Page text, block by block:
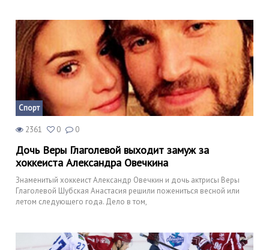
Спорт
2361 0 0
Дочь Веры Глаголевой выходит замуж за
хоккеиста Александра Овечкина
Знаменитый хоккеист Александр Овечкин и дочь актрисы Веры
Глаголевой Шубская Анастасия решили пожениться весной или
летом следующего года. Дело в том,